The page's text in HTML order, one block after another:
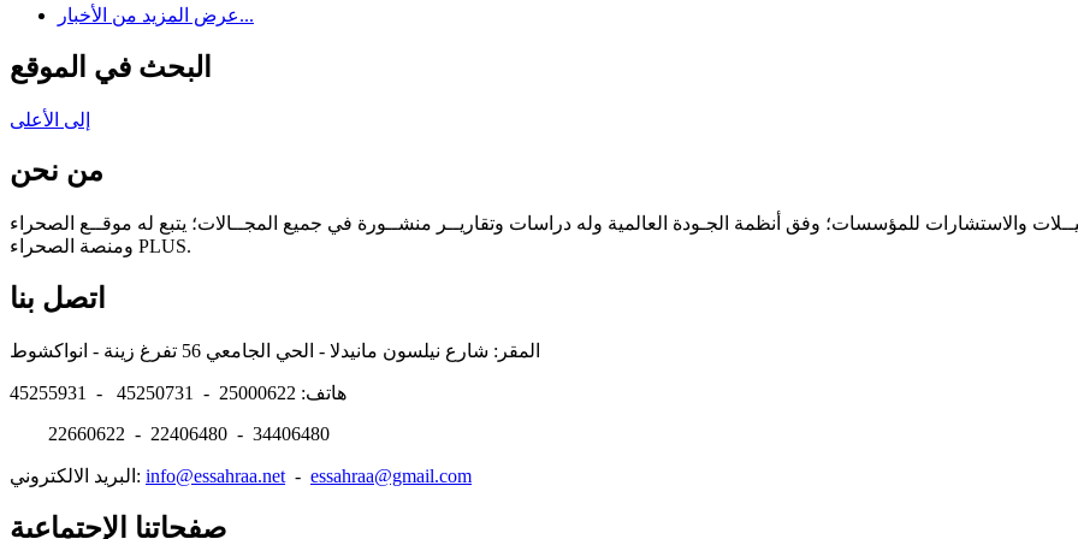
عرض المزيد من الأخبار...
البحث في الموقع
إلى الأعلى
من نحن
والاستشارات للمؤسسات؛ وفق أنظمة الجـودة العالمية وله دراسات وتقاريــر منشــورة في جميع المجــالات؛ يتبع له موقــع الصحراء
ومنصة الصحراء PLUS.
اتصل بنا
هاتف: 25000622 - 45250731 - 45255931
22660622 - 22406480 - 34406480
البريد الالكتروني: info@essahraa.net - essahraa@gmail.com
صفحاتنا الإجتماعية